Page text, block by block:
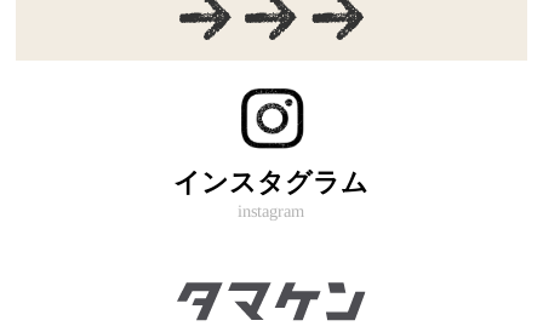
インスタグラム
instagram